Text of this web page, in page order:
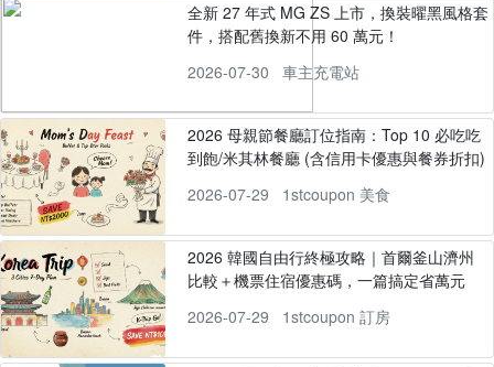
全新 27 年式 MG ZS 上市，換裝曜黑風格套
件，搭配舊換新不用 60 萬元！
2026-07-30
車主充電站
2026 母親節餐廳訂位指南：Top 10 必吃吃
到飽/米其林餐廳 (含信用卡優惠與餐券折扣)
2026-07-29
1stcoupon 美食
2026 韓國自由行終極攻略｜首爾釜山濟州
比較＋機票住宿優惠碼，一篇搞定省萬元
2026-07-29
1stcoupon 訂房